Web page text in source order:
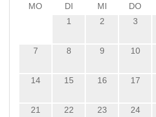
MO DI MI DO
1
2 3
7 8 9 10
14 15 16 17
21 22 23 24